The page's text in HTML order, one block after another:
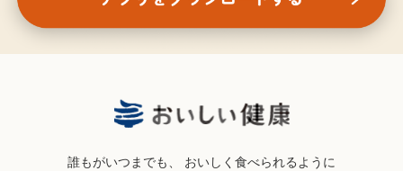
誰もがいつまでも、 おいしく食べられるように